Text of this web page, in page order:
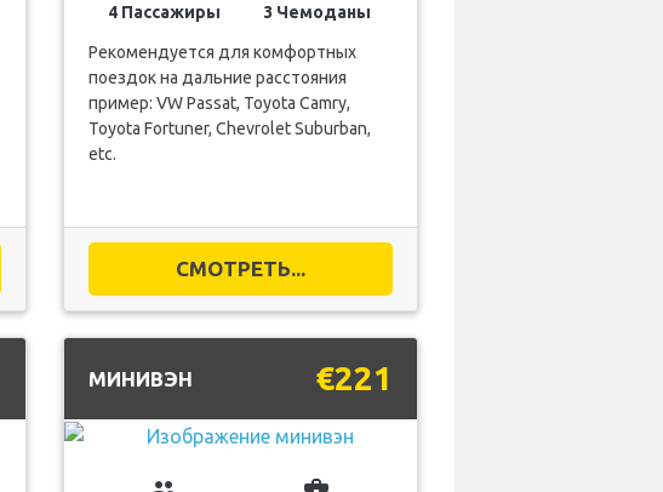
4 Пассажиры 3 Чемоданы
Рекомендуется для комфортных
поездок на дальние расстояния
пример: VW Passat, Toyota Camry,
Toyota Fortuner, Chevrolet Suburban,
etc.
СМОТРЕТЬ...
МИНИВЭН €221